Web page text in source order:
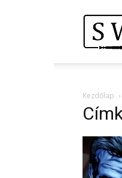
Wars
Miniatures
Portál
Kezdőlap